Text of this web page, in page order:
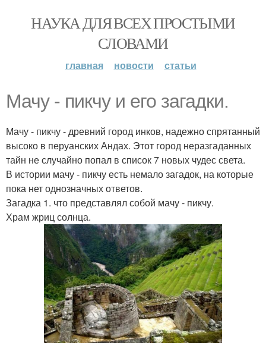
НАУКА ДЛЯ ВСЕХ ПРОСТЫМИ
СЛОВАМИ
главная новости статьи
Мачу - пикчу и его загадки.
Мачу - пикчу - древний город инков, надежно спрятанный
высоко в перуанских Андах. Этот город неразгаданных
тайн не случайно попал в список 7 новых чудес света.
В истории мачу - пикчу есть немало загадок, на которые
пока нет однозначных ответов.
Загадка 1. что представлял собой мачу - пикчу.
Храм жриц солнца.